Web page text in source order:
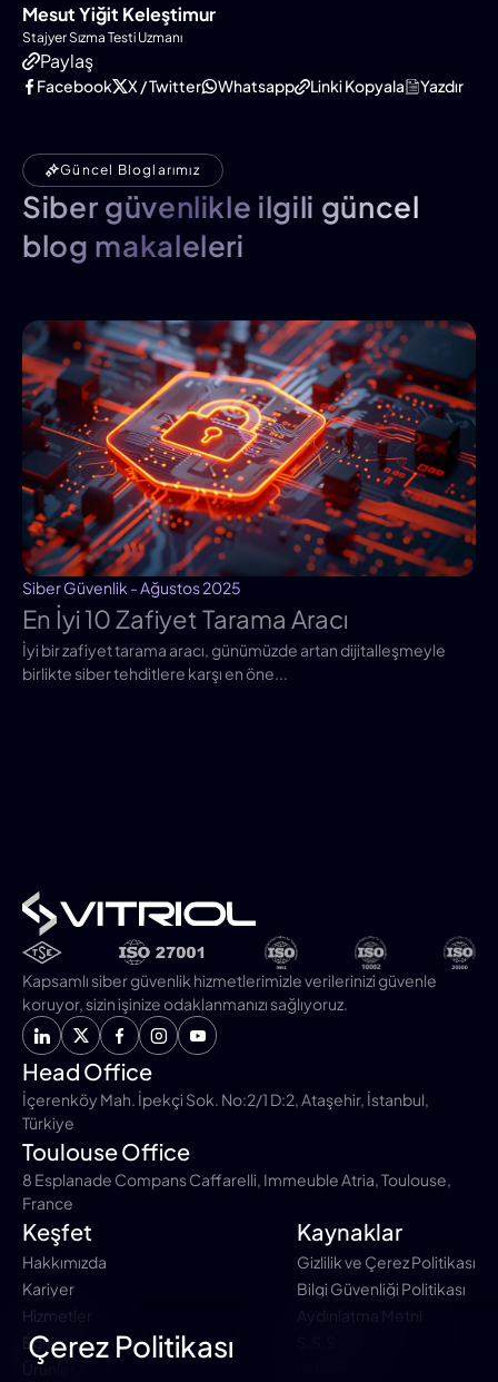
Mesut Yiğit Keleştimur
Stajyer Sızma Testi Uzmanı
Paylaş
Facebook X / Twitter Whatsapp Linki Kopyala Yazdır
Güncel Bloglarımız
Siber güvenlikle ilgili güncel
blog makaleleri
Siber Güvenlik - Ağustos 2025
En İyi 10 Zafiyet Tarama Aracı
İyi bir zafiyet tarama aracı, günümüzde artan dijitalleşmeyle
birlikte siber tehditlere karşı en öne...
Kapsamlı siber güvenlik hizmetlerimizle verilerinizi güvenle
koruyor, sizin işinize odaklanmanızı sağlıyoruz.
Head Office
İçerenköy Mah. İpekçi Sok. No:2/1 D:2, Ataşehir, İstanbul,
Türkiye
Toulouse Office
8 Esplanade Compans Caffarelli, Immeuble Atria, Toulouse,
France
Keşfet
Hakkımızda
Kariyer
Hizmetler
Eğitimler
Ürünler
Kaynaklar
Gizlilik ve Çerez Politikası
Bilgi Güvenliği Politikası
Aydınlatma Metni
Çerez Politikası